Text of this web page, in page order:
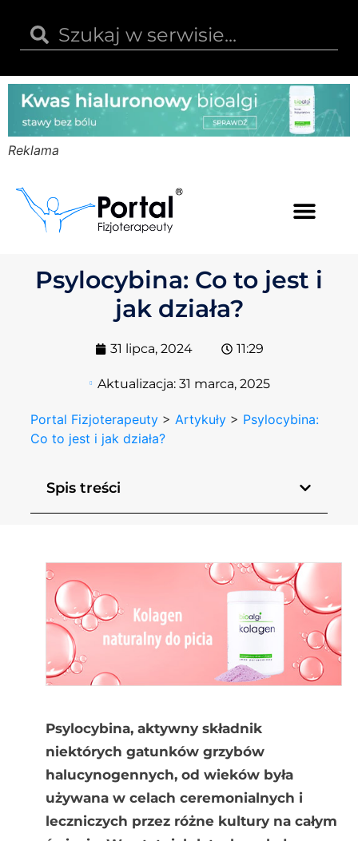
Reklama
Psylocybina: Co to jest i
jak działa?
31 lipca, 2024 11:29
Aktualizacja: 31 marca, 2025
Portal Fizjoterapeuty > Artykuły > Psylocybina:
Co to jest i jak działa?
Spis treści
Psylocybina, aktywny składnik
niektórych gatunków grzybów
halucynogennych, od wieków była
używana w celach ceremonialnych i
leczniczych przez różne kultury na całym